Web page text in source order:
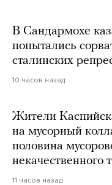
В Сандармохе
попытались
сталинских
10 часов назад
Жители
на мусорный
половина
некачественного
11 часов назад